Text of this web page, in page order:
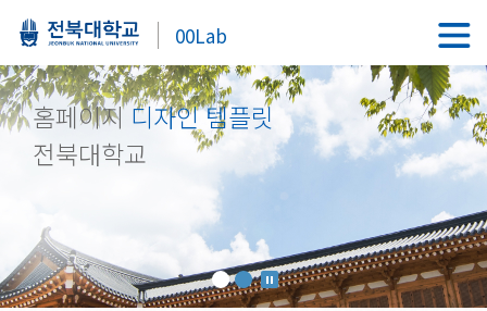
00Lab
홈페이지디자인 템플릿
전북대학교